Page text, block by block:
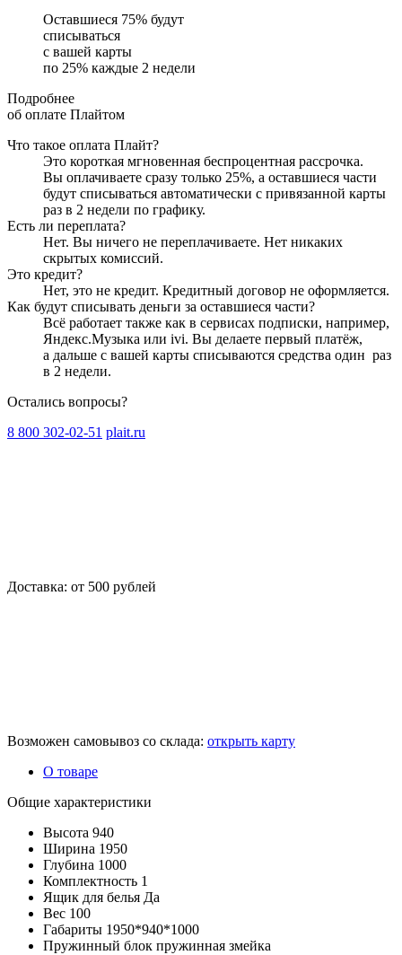
Оставшиеся 75% будут
списываться
с вашей карты
по 25% каждые 2 недели
Подробнее
об оплате Плайтом
Что такое оплата Плайт?
Это короткая мгновенная беспроцентная рассрочка.
Вы оплачиваете сразу только 25%, а оставшиеся части
будут списываться автоматически с привязанной карты
раз в 2 недели по графику.
Есть ли переплата?
Нет. Вы ничего не переплачиваете. Нет никаких
скрытых комиссий.
Это кредит?
Нет, это не кредит. Кредитный договор не оформляется.
Как будут списывать деньги за оставшиеся части?
Всё работает также как в сервисах подписки, например,
Яндекс.Музыка или ivi. Вы делаете первый платёж,
а дальше с вашей карты списываются средства один раз
в 2 недели.
Остались вопросы?
8 800 302-02-51 plait.ru
Доставка: от 500 рублей
Возможен самовывоз со склада: открыть карту
О товаре
Общие характеристики
Высота 940
Ширина 1950
Глубина 1000
Комплектность 1
Ящик для белья Да
Вес 100
Габариты 1950*940*1000
Пружинный блок пружинная змейка